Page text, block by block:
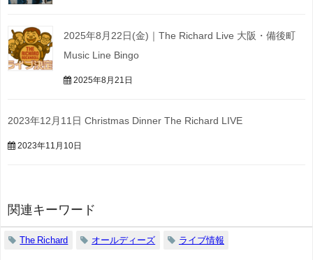
2025年8月22日(金)｜The Richard Live 大阪・備後町
Music Line Bingo
2025年8月21日
2023年12月11日 Christmas Dinner The Richard LIVE
2023年11月10日
関連キーワード
The Richard オールディーズ ライブ情報